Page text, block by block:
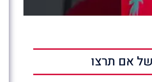
אם תרצו